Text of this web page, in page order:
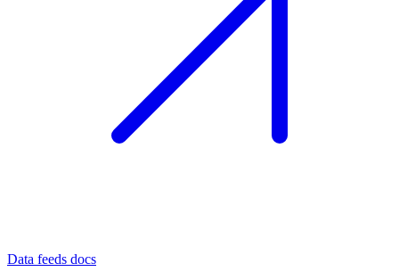
Data feeds docs